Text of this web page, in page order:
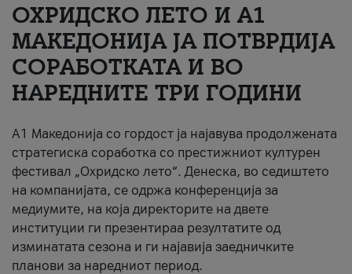
#ПодобарОнлајн
ОХРИДСКО ЛЕТО И A1
МАКЕДОНИЈА ЈА ПОТВРДИЈА
СОРАБОТКАТА И ВО
НАРЕДНИТЕ ТРИ ГОДИНИ
A1 Македонија со гордост ја најавува продолжената
стратегиска соработка со престижниот културен
фестивал „Охридско лето“. Денеска, во седиштето
на компанијата, се одржа конференција за
медиумите, на која директорите на двете
институции ги презентираа резултатите од
изминатата сезона и ги најавија заедничките
планови за наредниот период.